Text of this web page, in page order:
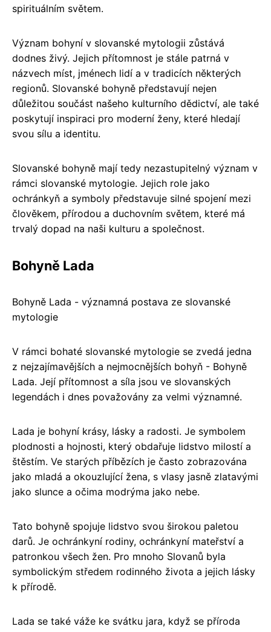
spirituálním světem.
Význam bohyní v slovanské mytologii zůstává
dodnes živý. Jejich přítomnost je stále patrná v
názvech míst, jménech lidí a v tradicích některých
regionů. Slovanské bohyně představují nejen
důležitou součást našeho kulturního dědictví, ale také
poskytují inspiraci pro moderní ženy, které hledají
svou sílu a identitu.
Slovanské bohyně mají tedy nezastupitelný význam v
rámci slovanské mytologie. Jejich role jako
ochránkyň a symboly představuje silné spojení mezi
člověkem, přírodou a duchovním světem, které má
trvalý dopad na naši kulturu a společnost.
Bohyně Lada
Bohyně Lada - významná postava ze slovanské
mytologie
V rámci bohaté slovanské mytologie se zvedá jedna
z nejzajímavějších a nejmocnějších bohyň - Bohyně
Lada. Její přítomnost a síla jsou ve slovanských
legendách i dnes považovány za velmi významné.
Lada je bohyní krásy, lásky a radosti. Je symbolem
plodnosti a hojnosti, který obdařuje lidstvo milostí a
štěstím. Ve starých příbězích je často zobrazována
jako mladá a okouzlující žena, s vlasy jasně zlatavými
jako slunce a očima modrýma jako nebe.
Tato bohyně spojuje lidstvo svou širokou paletou
darů. Je ochránkyní rodiny, ochránkyní mateřství a
patronkou všech žen. Pro mnoho Slovanů byla
symbolickým středem rodinného života a jejich lásky
k přírodě.
Lada se také váže ke svátku jara, když se příroda